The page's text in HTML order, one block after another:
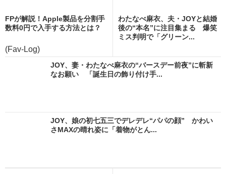
FPが解説！Apple製品を分割手
数料0円で入手する方法とは？
(Fav-Log)
わたなべ麻衣、夫・JOYと結婚
後の“本名”に注目集まる 爆笑
ミス判明で「グリーン...
JOY、妻・わたなべ麻衣の“バースデー前夜”に斬新
なお願い 「誕生日の飾り付け手...
JOY、娘の初七五三でデレデレ“パパの顔” かわい
さMAXの晴れ姿に「着物がとん...